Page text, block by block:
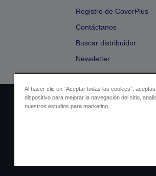
Registro de CoverPlus
Contáctanos
Buscar distribuidor
Newsletter
Identificación del
Al hacer clic en “Aceptar todas las cookies”,
dispositivo para mejorar la navegación del sitio,
nuestros estudios para marketing.